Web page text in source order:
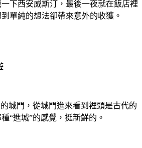
下西安威斯汀，最後一夜就在飯店裡
單純的想法卻帶來意外的收獲。
城門，從城門進來看到裡頭是古代的
“進城”的感覺，挺新鮮的。